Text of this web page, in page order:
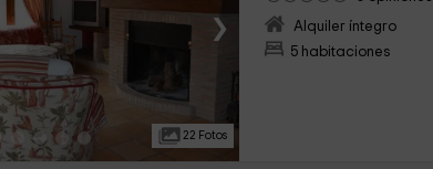
›
22 Fotos
Alquiler íntegro
5 habitaciones